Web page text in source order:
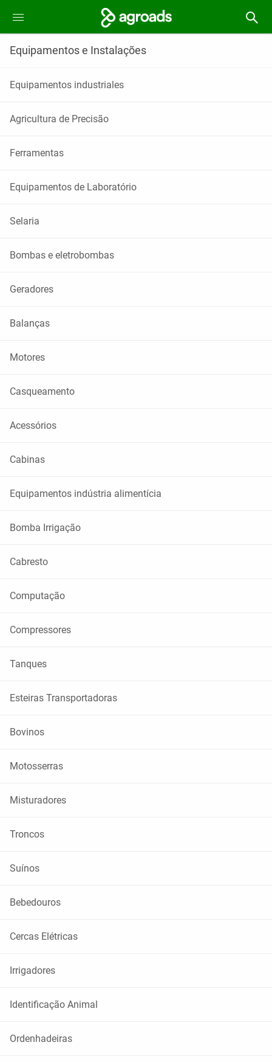
Equipamentos e Instalações
Equipamentos industriales
Agricultura de Precisão
Ferramentas
Equipamentos de Laboratório
Selaria
Bombas e eletrobombas
Geradores
Balanças
Motores
Casqueamento
Acessórios
Cabinas
Equipamentos indústria alimentícia
Bomba Irrigação
Cabresto
Computação
Compressores
Tanques
Esteiras Transportadoras
Bovinos
Motosserras
Misturadores
Troncos
Suínos
Bebedouros
Cercas Elétricas
Irrigadores
Identificação Animal
Ordenhadeiras